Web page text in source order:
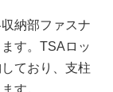
納部ファスナ
す。TSAロッ
ており、支柱
す。